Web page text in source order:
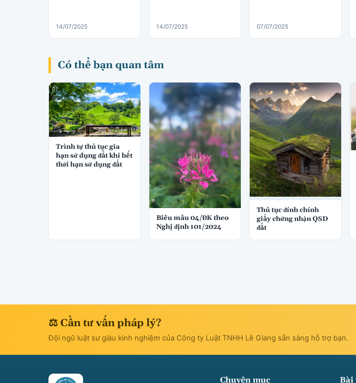
14/07/2025 14/07/2025 07/07/2025
Có thể bạn quan tâm
Trình tự thủ tục gia
hạn sử dụng đất khi hết
thời hạn sử dụng đất
Biểu mẫu 04/ĐK theo
Nghị định 101/2024
Thủ tục đính chính
giấy chứng nhận QSD
đất
⚖ Cần tư vấn pháp lý?
Đội ngũ luật sư giàu kinh nghiệm của Công ty Luật TNHH Lê Giang sẵn sàng hỗ trợ bạn.
Chuyên mục Bài